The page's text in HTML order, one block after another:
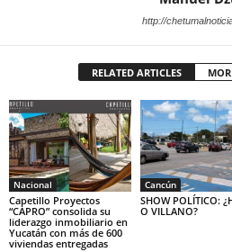
http://
RELATED ARTICLES
Nacional
Capetillo Proyectos
“CAPRO” consolida su
liderazgo inmobiliario en
Yucatán con más de 600
viviendas entregadas
Cancún
SHOW POLÍTICO:
O VILLANO?